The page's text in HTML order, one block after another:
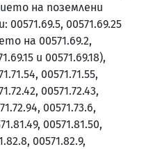
на поземлени
00571.69.25
на 00571.69.2,
и 00571.69.18),
00571.71.55,
00571.72.43,
00571.73.6,
00571.81.50,
00571.82.9,